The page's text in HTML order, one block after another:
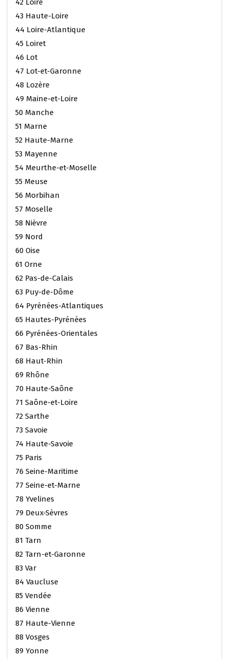
42 Loire
43 Haute-Loire
44 Loire-Atlantique
45 Loiret
46 Lot
47 Lot-et-Garonne
48 Lozère
49 Maine-et-Loire
50 Manche
51 Marne
52 Haute-Marne
53 Mayenne
54 Meurthe-et-Moselle
55 Meuse
56 Morbihan
57 Moselle
58 Nièvre
59 Nord
60 Oise
61 Orne
62 Pas-de-Calais
63 Puy-de-Dôme
64 Pyrénées-Atlantiques
65 Hautes-Pyrénées
66 Pyrénées-Orientales
67 Bas-Rhin
68 Haut-Rhin
69 Rhône
70 Haute-Saône
71 Saône-et-Loire
72 Sarthe
73 Savoie
74 Haute-Savoie
75 Paris
76 Seine-Maritime
77 Seine-et-Marne
78 Yvelines
79 Deux-Sèvres
80 Somme
81 Tarn
82 Tarn-et-Garonne
83 Var
84 Vaucluse
85 Vendée
86 Vienne
87 Haute-Vienne
88 Vosges
89 Yonne